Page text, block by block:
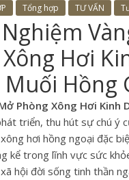
Tổng hợp TƯ VẤN
Hơi
Muối Hồng
Phòng Xông Hơi Kinh
triển, thu hút sự chú ý
hơi hồng ngoại đặc
kể trong lĩnh vực sức
hội đời sống tinh thần